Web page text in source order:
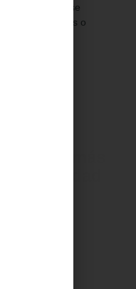
que no se
los audífonos o